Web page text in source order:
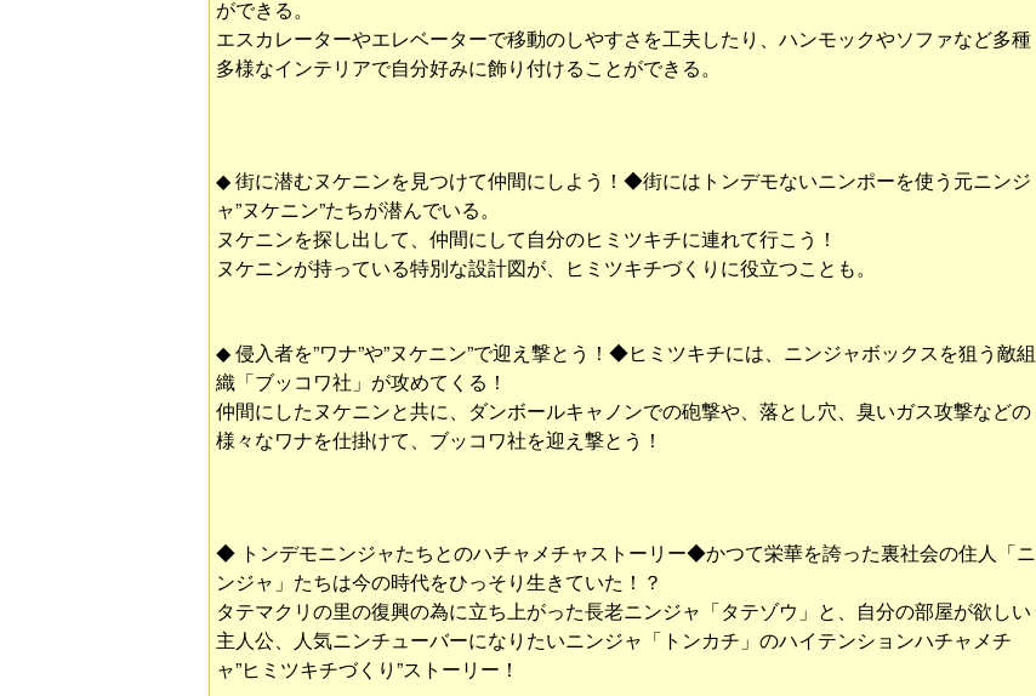
ができる。
エスカレーターやエレベーターで移動のしやすさを工夫したり、ハンモックやソファなど多種
多様なインテリアで自分好みに飾り付けることができる。
◆ 街に潜むヌケニンを見つけて仲間にしよう！◆街にはトンデモないニンポーを使う元ニンジ
ャ”ヌケニン”たちが潜んでいる。
ヌケニンを探し出して、仲間にして自分のヒミツキチに連れて行こう！
ヌケニンが持っている特別な設計図が、ヒミツキチづくりに役立つことも。
◆ 侵入者を”ワナ”や”ヌケニン”で迎え撃とう！◆ヒミツキチには、ニンジャボックスを狙う敵組
織「ブッコワ社」が攻めてくる！
仲間にしたヌケニンと共に、ダンボールキャノンでの砲撃や、落とし穴、臭いガス攻撃などの
様々なワナを仕掛けて、ブッコワ社を迎え撃とう！
◆ トンデモニンジャたちとのハチャメチャストーリー◆かつて栄華を誇った裏社会の住人「ニ
ンジャ」たちは今の時代をひっそり生きていた！？
タテマクリの里の復興の為に立ち上がった長老ニンジャ「タテゾウ」と、自分の部屋が欲しい
主人公、人気ニンチューバーになりたいニンジャ「トンカチ」のハイテンションハチャメチ
ャ”ヒミツキチづくり”ストーリー！